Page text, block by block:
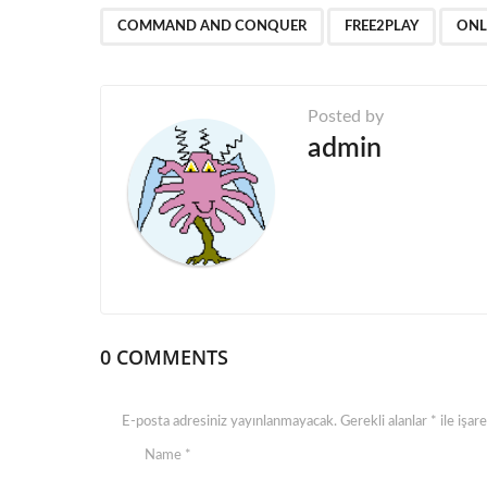
PCOMMAND AND CONQUER FREE2PLAY
Posted by
admin
0 COMMENTS
E-posta adresiniz yayınlanmayacak. Gerekli alanlar * ile